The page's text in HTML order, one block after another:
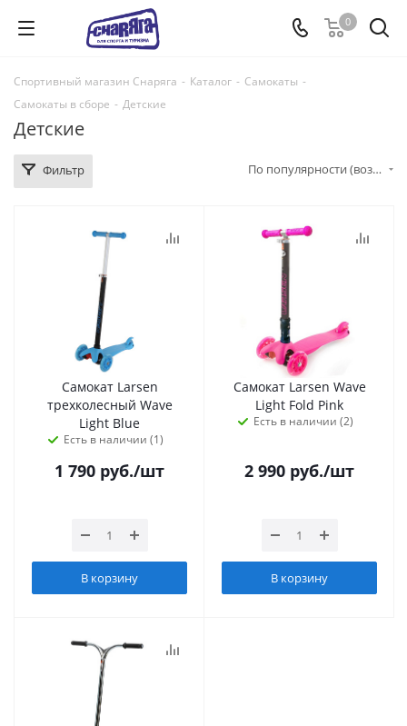
0
Спортивный магазин Снаряга - Каталог - Самокаты -
Самокаты в сборе - Детские
Детские
Фильтр По популярности (возрастание)
Самокат Larsen
трехколесный Wave
Light Blue
Есть в наличии (1)
1 790 руб./шт
В корзину
Самокат Larsen Wave
Light Fold Pink
Есть в наличии (2)
2 990 руб./шт
В корзину